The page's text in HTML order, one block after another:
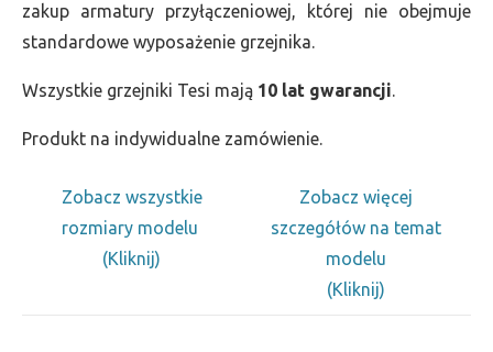
zakup armatury przyłączeniowej, której nie obejmuje
standardowe wyposażenie grzejnika.
Wszystkie grzejniki Tesi mają 10 lat gwarancji.
Produkt na indywidualne zamówienie.
Zobacz wszystkie
rozmiary modelu
(Kliknij)
Zobacz więcej
szczegółów na temat
modelu
(Kliknij)